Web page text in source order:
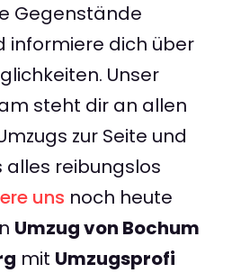
Gegenstände
informiere dich über
Unser
steht dir an allen
zur Seite und
reibungslos
uns noch heute
Umzug von Bochum
mit Umzugsprofi